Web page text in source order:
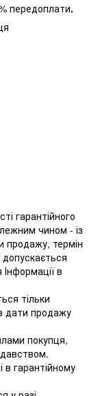
передоплати.
гарантійного
чином - із
продажу, термін
допускається
Інформації в
тільки
дати продажу
покупця,
в гарантійному